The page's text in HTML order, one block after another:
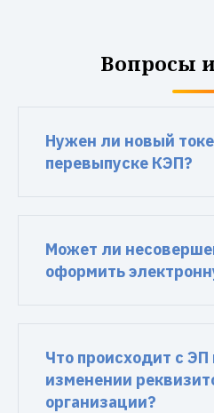
Вопросы
Нужен ли новый
перевыпуске КЭП?
Может ли
оформить
Что происходит с ЭП
изменении
организации?